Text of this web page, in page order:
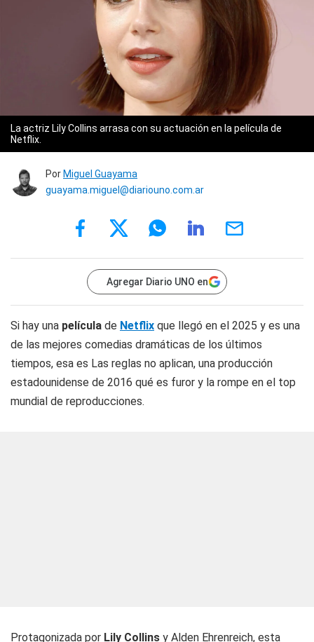
La actriz Lily Collins arrasa con su actuación en la película de
Netflix.
Por Miguel Guayama
guayama.miguel@diariouno.com.ar
Agregar Diario UNO en
Si hay una película de Netflix que llegó en el 2025 y es una
de las mejores comedias dramáticas de los últimos
tiempos, esa es Las reglas no aplican, una producción
estadounidense de 2016 qué es furor y la rompe en el top
mundial de reproducciones.
Protagonizada por Lily Collins y Alden Ehrenreich, esta